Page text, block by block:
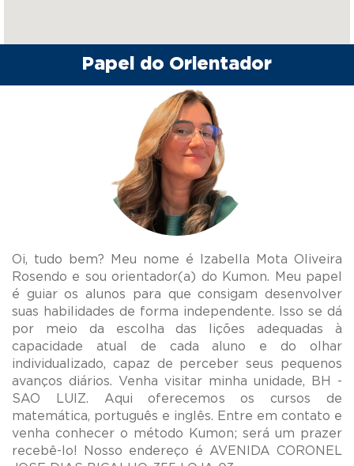
Papel do Orientador
Oi, tudo bem? Meu nome é Izabella Mota Oliveira
Rosendo e sou orientador(a) do Kumon. Meu papel
é guiar os alunos para que consigam desenvolver
suas habilidades de forma independente. Isso se dá
por meio da escolha das lições adequadas à
capacidade atual de cada aluno e do olhar
individualizado, capaz de perceber seus pequenos
avanços diários. Venha visitar minha unidade, BH -
SAO LUIZ. Aqui oferecemos os cursos de
matemática, português e inglês. Entre em contato e
venha conhecer o método Kumon; será um prazer
recebê-lo! Nosso endereço é AVENIDA CORONEL